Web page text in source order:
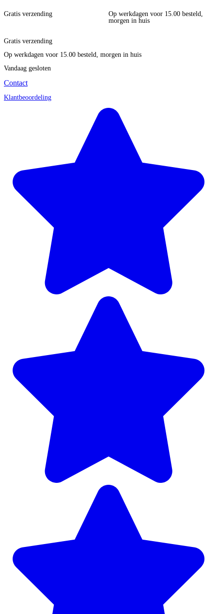
Gratis verzending
Op werkdagen voor 15.00 besteld,
morgen in huis
Gratis verzending
Op werkdagen voor 15.00 besteld, morgen in huis
Vandaag gesloten
Contact
Klantbeoordeling